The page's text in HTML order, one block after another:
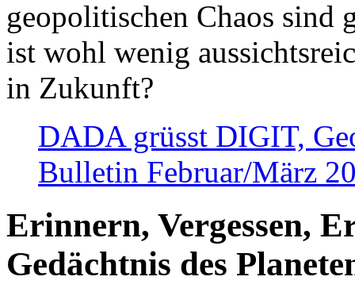
geopolitischen Chaos sind
ist wohl wenig
in Zukunft?
DADA grüsst DIGIT,
Bulletin Februar/März
Erinnern, Vergessen,
Gedächtnis des